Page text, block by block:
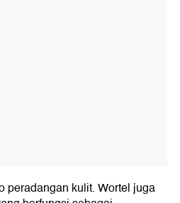
peradangan kulit. Wortel juga